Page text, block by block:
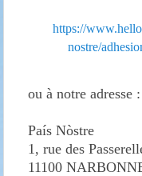
https://
nostre/
ou à notre adresse :
País Nòstre
1, rue des
11100